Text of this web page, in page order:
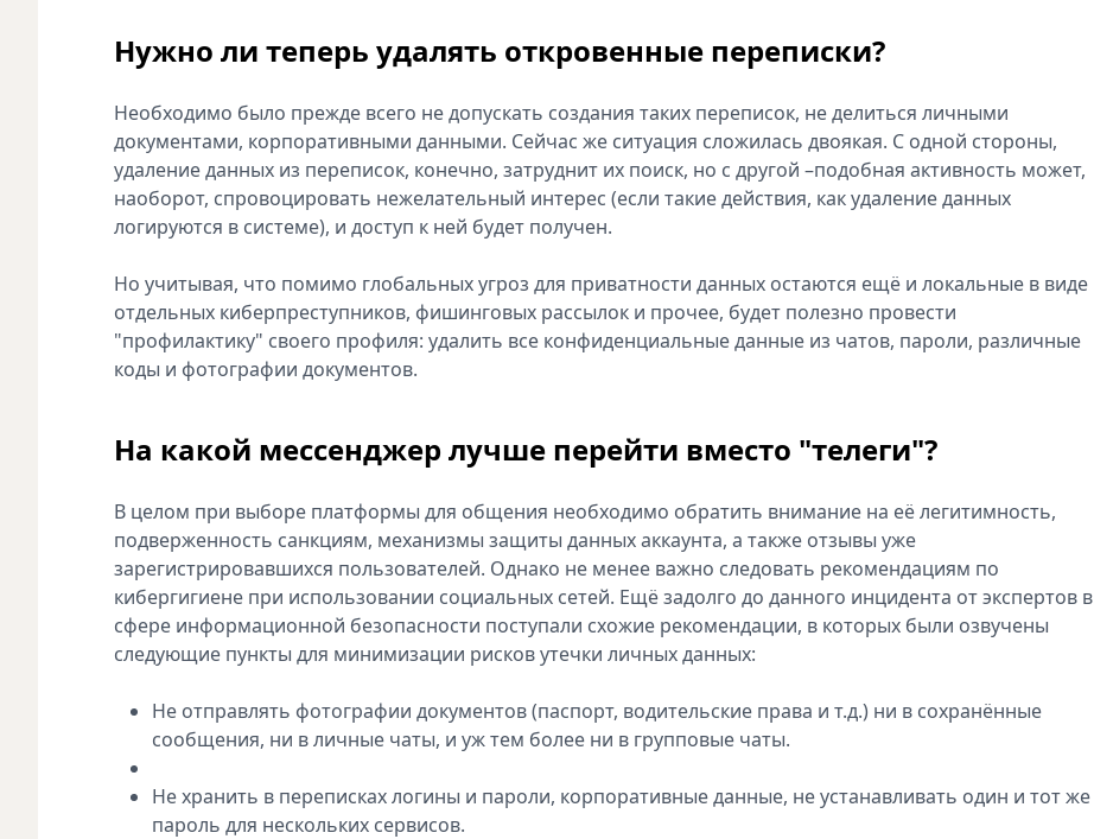
Нужно ли теперь удалять откровенные переписки?
Необходимо было прежде всего не допускать создания таких переписок, не делиться личными
документами, корпоративными данными. Сейчас же ситуация сложилась двоякая. С одной стороны,
удаление данных из переписок, конечно, затруднит их поиск, но с другой –подобная активность может,
наоборот, спровоцировать нежелательный интерес (если такие действия, как удаление данных
логируются в системе), и доступ к ней будет получен.
Но учитывая, что помимо глобальных угроз для приватности данных остаются ещё и локальные в виде
отдельных киберпреступников, фишинговых рассылок и прочее, будет полезно провести
"профилактику" своего профиля: удалить все конфиденциальные данные из чатов, пароли, различные
коды и фотографии документов.
На какой мессенджер лучше перейти вместо "телеги"?
В целом при выборе платформы для общения необходимо обратить внимание на её легитимность,
подверженность санкциям, механизмы защиты данных аккаунта, а также отзывы уже
зарегистрировавшихся пользователей. Однако не менее важно следовать рекомендациям по
кибергигиене при использовании социальных сетей. Ещё задолго до данного инцидента от экспертов в
сфере информационной безопасности поступали схожие рекомендации, в которых были озвучены
следующие пункты для минимизации рисков утечки личных данных:
Не отправлять фотографии документов (паспорт, водительские права и т.д.) ни в сохранённые
сообщения, ни в личные чаты, и уж тем более ни в групповые чаты.
Не хранить в переписках логины и пароли, корпоративные данные, не устанавливать один и тот же
пароль для нескольких сервисов.